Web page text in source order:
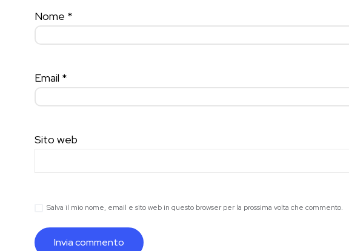
Nome *
Email *
Sito web
Salva il mio nome, email e sito web in questo browser per la prossima volta che commento.